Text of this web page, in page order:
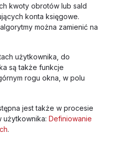
kwoty obrotów lub sald
konta księgowe.
można zamienić na
użytkownika, do
są także funkcje
rogu okna, w polu
jest także w procesie
użytkownika: Definiowanie
.